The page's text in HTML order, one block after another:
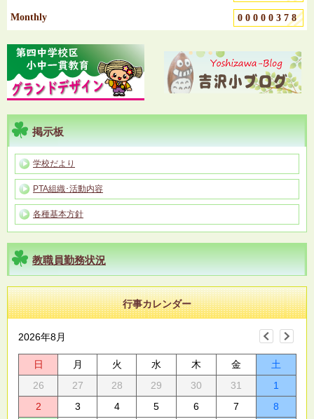
Monthly 00000378
掲示板
学校だより
PTA組織･活動内容
各種基本方針
教職員勤務状況
行事カレンダー
2026年8月
日 月 火 水 木 金
土
26
27 28 29 30 31
1
2
3 4 5 6 7
8